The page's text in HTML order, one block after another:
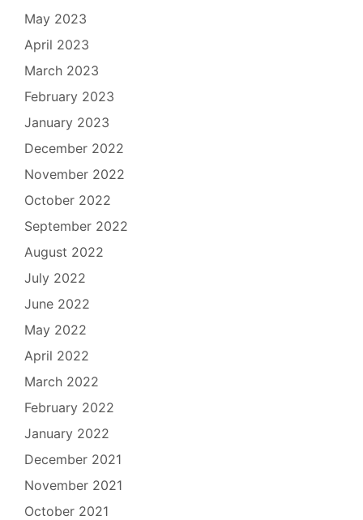
May 2023
April 2023
March 2023
February 2023
January 2023
December 2022
November 2022
October 2022
September 2022
August 2022
July 2022
June 2022
May 2022
April 2022
March 2022
February 2022
January 2022
December 2021
November 2021
October 2021